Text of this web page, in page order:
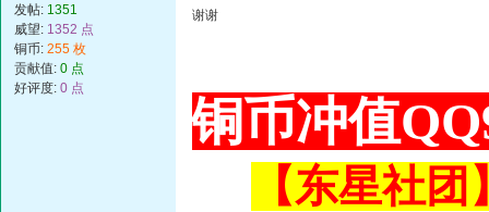
发帖: 1351
威望: 1352 点
铜币: 255 枚
贡献值: 0 点
好评度: 0 点
谢谢
铜币冲值
【东星社